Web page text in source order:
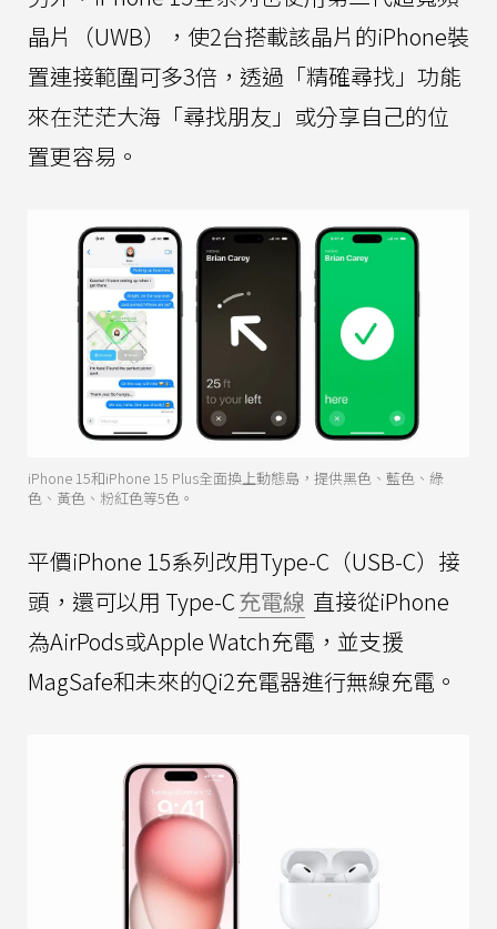
晶片（UWB），使2台搭載該晶片的iPhone裝
置連接範圍可多3倍，透過「精確尋找」功能
來在茫茫大海「尋找朋友」或分享自己的位
置更容易。
iPhone 15和iPhone 15 Plus全面換上動態島，提供黑色、藍色、綠
色、黃色、粉紅色等5色。
平價iPhone 15系列改用Type-C（USB-C）接
頭，還可以用 Type-C充電線 直接從iPhone
為AirPods或Apple Watch充電，並支援
MagSafe和未來的Qi2充電器進行無線充電。